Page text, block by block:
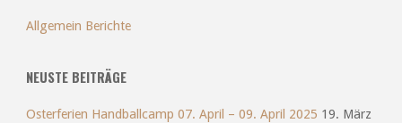
Allgemein Berichte
NEUSTE BEITRÄGE
Osterferien Handballcamp 07. April – 09. April 2025 19. März